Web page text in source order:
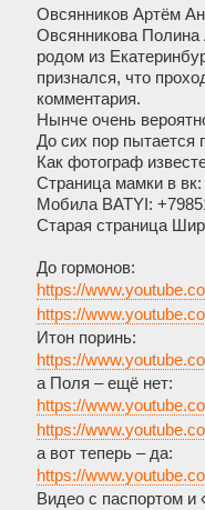
Овсянников Артём
Овсянникова Полина
родом из
признался, что
комментария.
Нынче очень
До сих пор пытается
Как фотограф
Страница мамки в вк:
Мобила BATYI:
Старая страница
До гормонов:
https://
https://
Итон поринь:
https://
а Поля – ещё нет:
https://
https://
а вот теперь – да:
https://
Видео с паспортом и